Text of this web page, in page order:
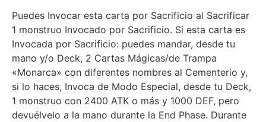
Puedes Invocar esta carta por Sacrificio al Sacrificar
1 monstruo Invocado por Sacrificio. Si esta carta es
Invocada por Sacrificio: puedes mandar, desde tu
mano y/o Deck, 2 Cartas Mágicas/de Trampa
«Monarca» con diferentes nombres al Cementerio y,
si lo haces, Invoca de Modo Especial, desde tu Deck,
1 monstruo con 2400 ATK o más y 1000 DEF, pero
devuélvelo a la mano durante la End Phase. Durante